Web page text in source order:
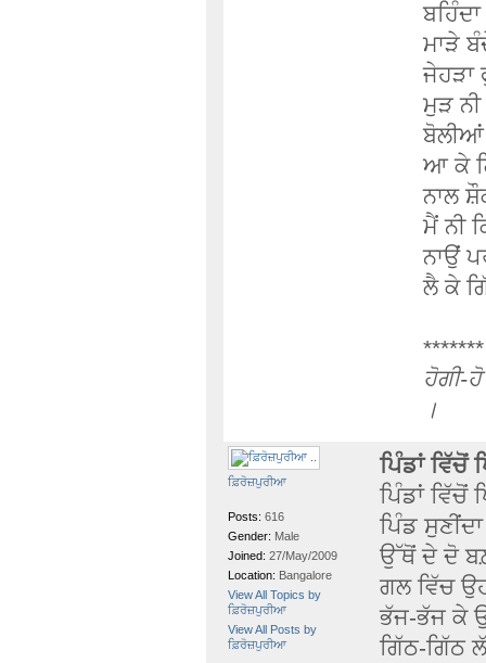
ਮਾੜੇ
ਜੇਹੜਾ
ਮੁੜ
ਬੋਲੀਆਂ
ਆ ਕੇ
ਨਾਲ
ਮੈਂ ਨੀ
ਨਾਉਂ
ਲੈ ਕੇ
*******
ਹੋਗੀ-
।
ਫ਼ਿਰੋਜ਼ਪੁਰੀਆ
Posts: 616
Gender: Male
Joined: 27/May/2009
Location: Bangalore
View All Topics by
ਫ਼ਿਰੋਜ਼ਪੁਰੀਆ
View All Posts by
ਫ਼ਿਰੋਜ਼ਪੁਰੀਆ
ਪਿੰਡਾਂ ਵਿੱਚੋਂ
ਪਿੰਡਾਂ ਵਿੱਚੋਂ
ਪਿੰਡ
ਉੱਥੋਂ ਦੇ ਦੋ
ਗਲ ਵਿੱਚ
ਭੱਜ-ਭੱਜ ਕੇ
ਗਿੱਠ-ਗਿੱਠ